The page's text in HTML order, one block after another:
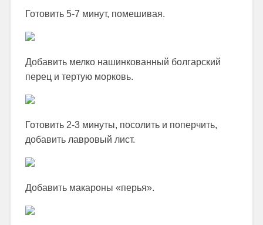
Готовить 5-7 минут, помешивая.
Добавить мелко нашинкованный болгарский
перец и тертую морковь.
Готовить 2-3 минуты, посолить и поперчить,
добавить лавровый лист.
Добавить макароны «перья».